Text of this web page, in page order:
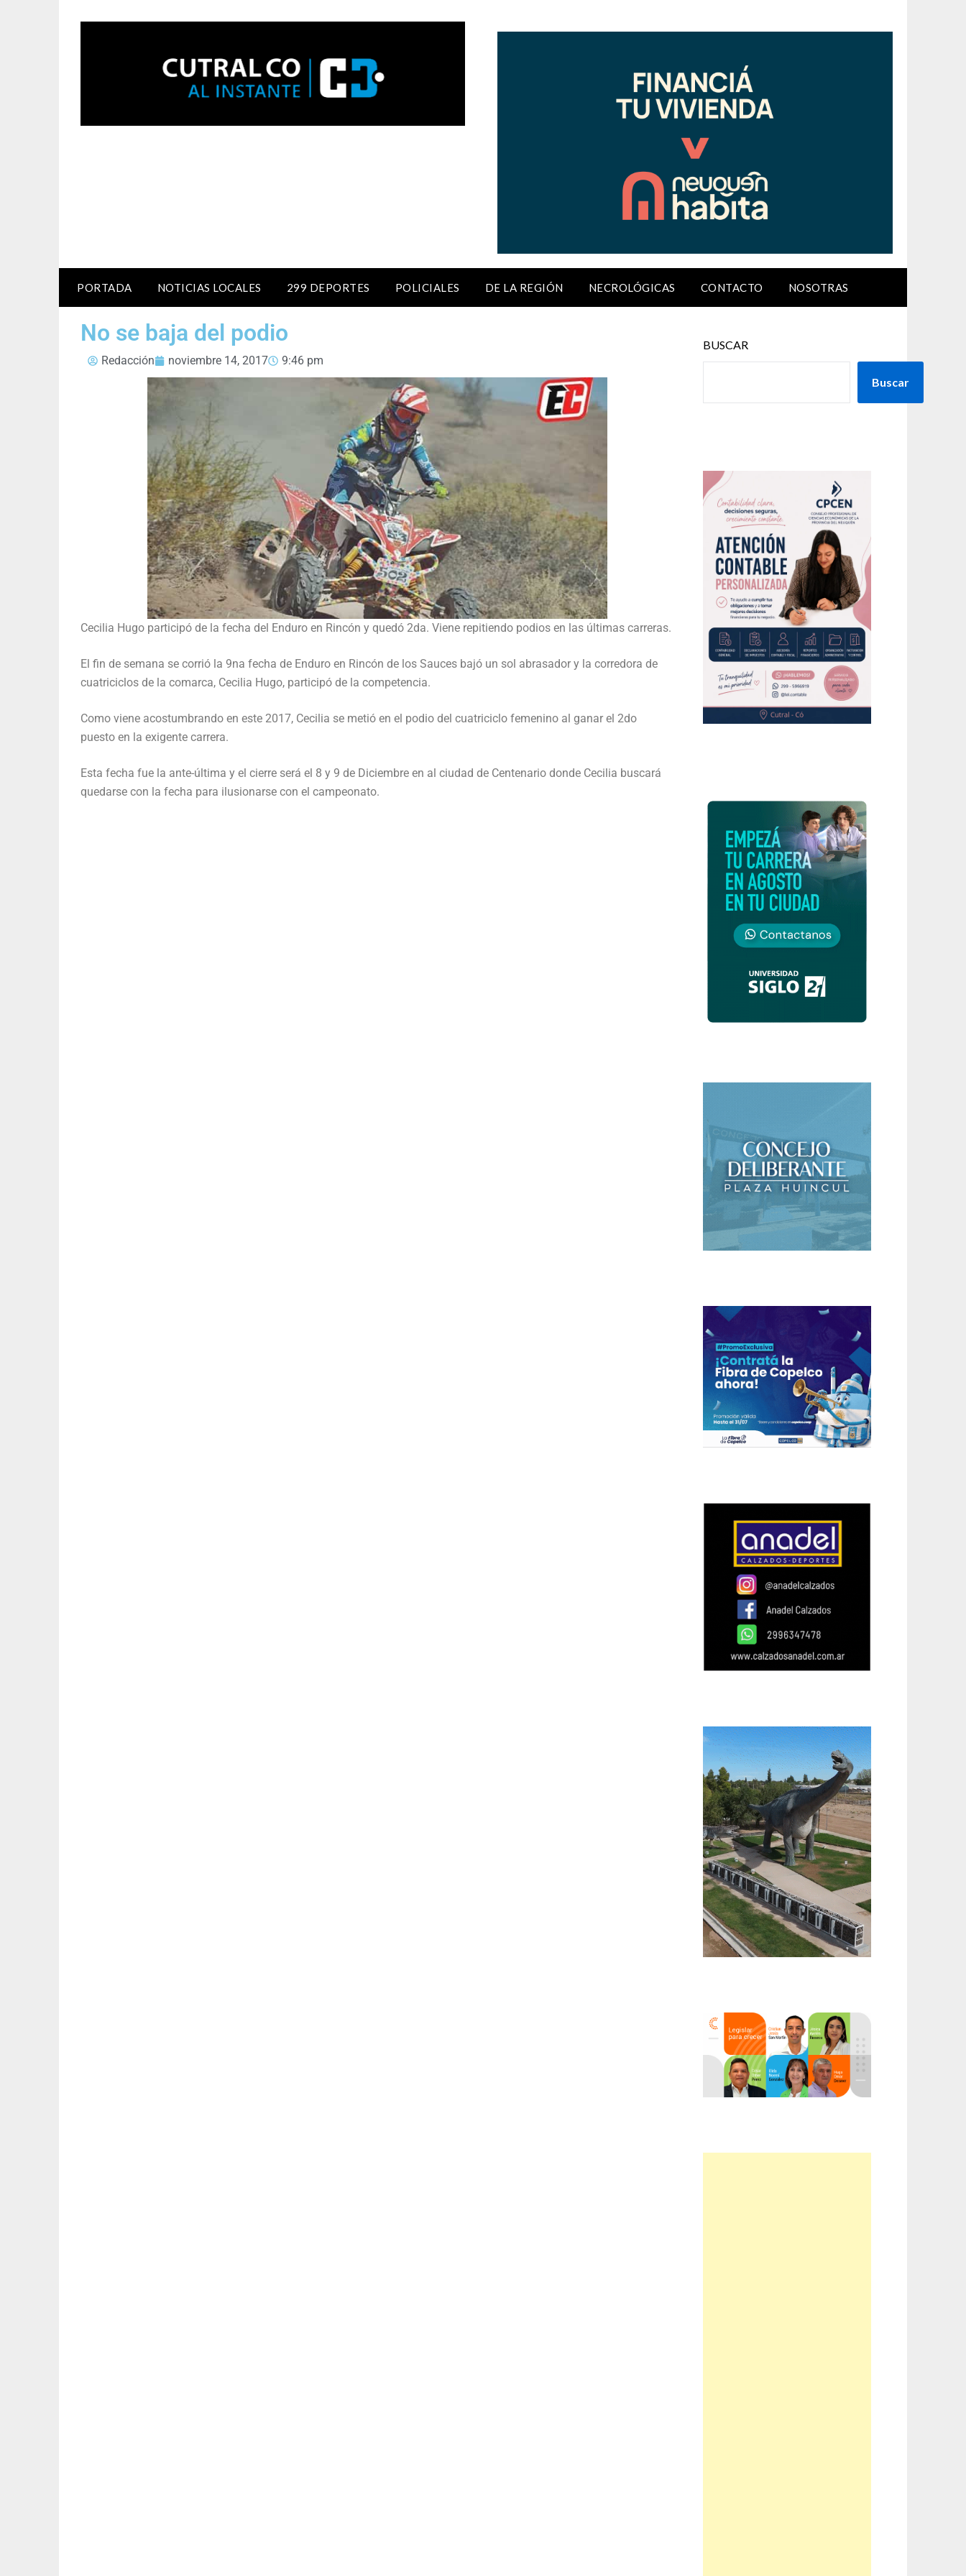
PORTADA NOTICIAS LOCALES 299 DEPORTES POLICIALES DE LA REGIÓN NECROLÓGICAS CONTACTO NOSOTRAS
No se baja del podio
Redacción noviembre 14, 2017 9:46 pm
Cecilia Hugo participó de la fecha del Enduro en Rincón y quedó 2da. Viene repitiendo podios en las últimas carreras.
El fin de semana se corrió la 9na fecha de Enduro en Rincón de los Sauces bajó un sol abrasador y la corredora de
cuatriciclos de la comarca, Cecilia Hugo, participó de la competencia.
Como viene acostumbrando en este 2017, Cecilia se metió en el podio del cuatriciclo femenino al ganar el 2do
puesto en la exigente carrera.
Esta fecha fue la ante-última y el cierre será el 8 y 9 de Diciembre en al ciudad de Centenario donde Cecilia buscará
quedarse con la fecha para ilusionarse con el campeonato.
BUSCAR
Buscar